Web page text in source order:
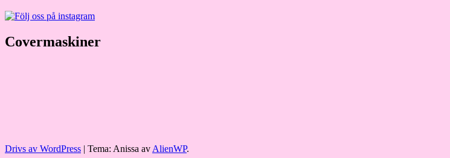
Covermaskiner
Drivs av WordPress | Tema: Anissa avAlienWP.